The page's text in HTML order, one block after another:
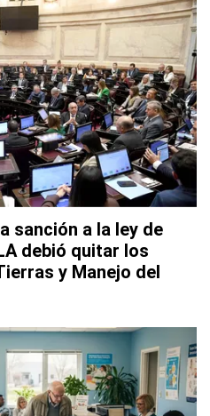
sanción a la ley de
debió quitar los
y Manejo del